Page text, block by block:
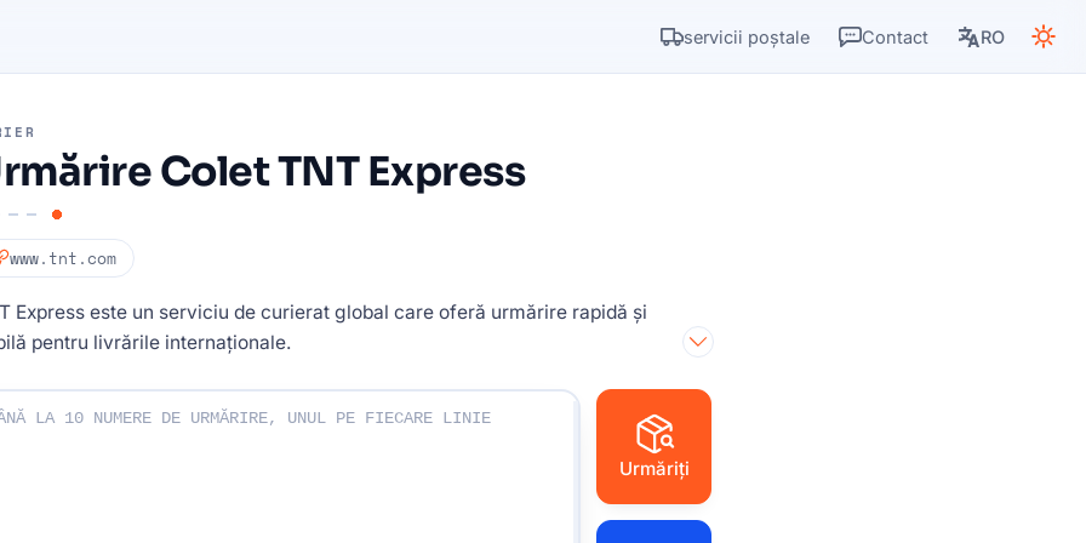
servicii poștale Contact RO
Colet TNT Express
www.tnt.com
Express este un serviciu de curierat global care oferă urmărire rapidă și
pentru livrările internaționale.
dvs. de urmărire:
Urmăriți